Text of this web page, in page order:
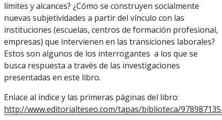
límites y alcances? ¿Cómo se construyen socialmente
nuevas subjetividades a partir del vínculo con las
instituciones (escuelas, centros de formación profesional,
empresas) que intervienen en las transiciones laborales?
Estos son algunos de los interrogantes a los que se
busca respuesta a través de las investigaciones
presentadas en este libro.
Enlace al índice y las primeras páginas del libro:
http://www.editorialteseo.com/tapas/biblioteca/